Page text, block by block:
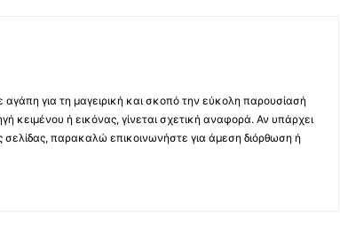
αγάπη για τη μαγειρική και σκοπό την εύκολη παρουσίασή
κειμένου ή εικόνας, γίνεται σχετική αναφορά. Αν υπάρχει
σελίδας, παρακαλώ επικοινωνήστε για άμεση διόρθωση ή